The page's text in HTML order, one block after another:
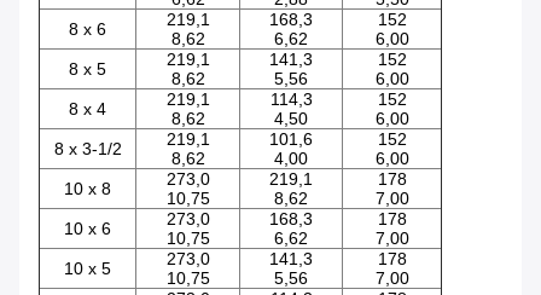
8 x 6
219,1
8,62
168,3
6,62
152
6,00
8 x 5
219,1
8,62
141,3
5,56
152
6,00
8 x 4
219,1
8,62
114,3
4,50
152
6,00
8 x 3-1/2
219,1
8,62
101,6
4,00
152
6,00
10 x 8
273,0
10,75
219,1
8,62
178
7,00
10 x 6
273,0
10,75
168,3
6,62
178
7,00
10 x 5
273,0
10,75
141,3
5,56
178
7,00